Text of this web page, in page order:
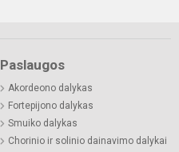
Paslaugos
Akordeono dalykas
Fortepijono dalykas
Smuiko dalykas
Chorinio ir solinio dainavimo dalykai